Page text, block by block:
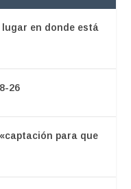
lugar en donde está
26
para que